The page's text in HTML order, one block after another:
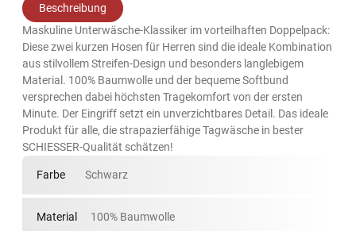
Beschreibung
Maskuline Unterwäsche-Klassiker im vorteilhaften Doppelpack:
Diese zwei kurzen Hosen für Herren sind die ideale Kombination
aus stilvollem Streifen-Design und besonders langlebigem
Material. 100% Baumwolle und der bequeme Softbund
versprechen dabei höchsten Tragekomfort von der ersten
Minute. Der Eingriff setzt ein unverzichtbares Detail. Das ideale
Produkt für alle, die strapazierfähige Tagwäsche in bester
SCHIESSER-Qualität schätzen!
Farbe Schwarz
Material 100% Baumwolle